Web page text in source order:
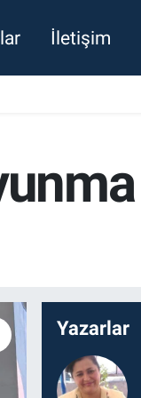
İletişim
Yazarlar